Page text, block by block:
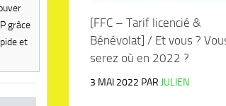
[FFC – Tarif licencié &
Bénévolat] / Et vous ?
serez où en 2022 ?
3 MAI 2022 PAR JULIEN
grâce
et